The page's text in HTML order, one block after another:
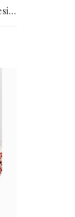
91-летний стример прошёл Resident Evil без..